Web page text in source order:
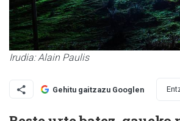
Irudia: Alain Paulis
Gehitu gaitzazu Googlen